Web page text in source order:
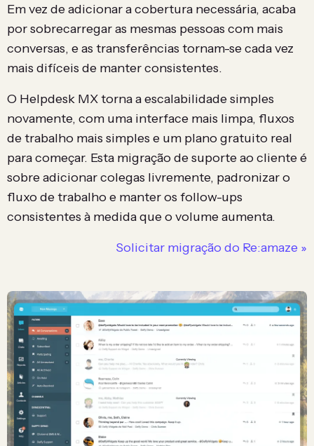
Em vez de adicionar a cobertura necessária, acaba
por sobrecarregar as mesmas pessoas com mais
conversas, e as transferências tornam-se cada vez
mais difíceis de manter consistentes.
O Helpdesk MX torna a escalabilidade simples
novamente, com uma interface mais limpa, fluxos
de trabalho mais simples e um plano gratuito real
para começar. Esta migração de suporte ao cliente é
sobre adicionar colegas livremente, padronizar o
fluxo de trabalho e manter os follow-ups
consistentes à medida que o volume aumenta.
Solicitar migração do Re:amaze »